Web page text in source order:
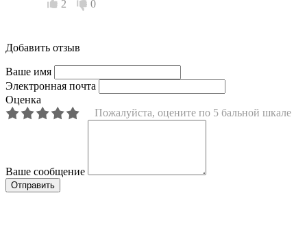
2 0
Добавить отзыв
Ваше имя
Электронная почта
Оценка
Пожалуйста, оцените по 5 бальной шкале
Ваше сообщение